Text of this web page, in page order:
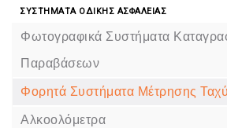
ΣΥΣΤΗΜΑΤΑ ΟΔΙΚΗΣ ΑΣΦΑΛΕΙΑΣ
Φωτογραφικά Συστήματα
Παραβάσεων
Φορητά Συστήματα Μέτρησης
Αλκοολόμετρα